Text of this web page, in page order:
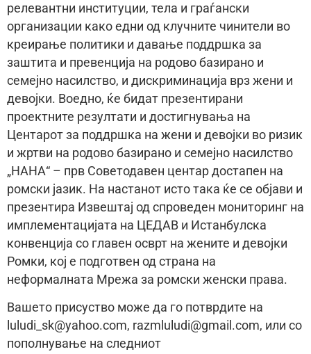
релевантни институции, тела и граѓански
организации како едни од клучните чинители во
креирање политики и давање поддршка за
заштита и превенција на родово базирано и
семејно насилство, и дискриминација врз жени и
девојки. Воедно, ќе бидат презентирани
проектните резултати и достигнувања на
Центарот за поддршка на жени и девојки во ризик
и жртви на родово базирано и семејно насилство
„НАНА“ – прв Советодавен центар достапен на
ромски јазик. На настанот исто така ќе се објави и
презентира Извештај од спроведен мониторинг на
имплементацијата на ЦЕДАВ и Истанбулска
конвенција со главен осврт на жените и девојки
Ромки, кој е подготвен од страна на
неформалната Мрежа за ромски женски права.
Вашето присуство може да го потврдите на
luludi_sk@yahoo.com, razmluludi@gmail.com, или со
пополнување на следниот